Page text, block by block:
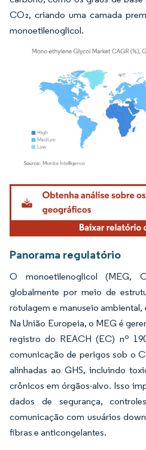
CO₂, criando uma camada
monoetilenoglicol.
Imagem © Mordor Intelligence. O reuso
Panorama regulatório
O monoetilenoglicol (MEG,
globalmente por meio de
rotulagem e manuseio
Na União Europeia, o MEG é
registro do REACH (EC) nº
comunicação de perigos sob o
alinhadas ao GHS, incluindo
crônicos em órgãos-alvo. Isso
dados de segurança,
comunicação com usuários
fibras e anticongelantes.